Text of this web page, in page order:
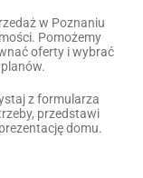
w Poznaniu
Pomożemy
oferty i wybrać
z formularza
przedstawi
domu.